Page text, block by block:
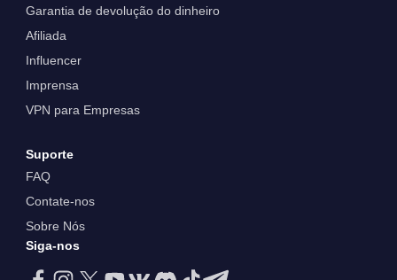
Garantia de devolução do dinheiro
Afiliada
Influencer
Imprensa
VPN para Empresas
Suporte
FAQ
Contate-nos
Sobre Nós
Siga-nos